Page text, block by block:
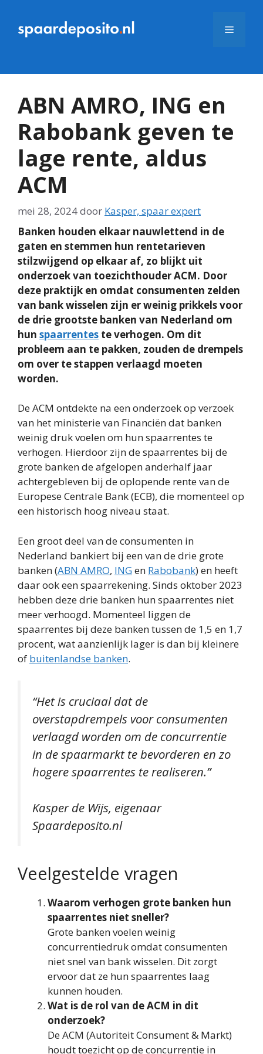
Menu
ABN AMRO, ING en
Rabobank geven te
lage rente, aldus
ACM
mei 28, 2024door Kasper, spaar expert
Banken houden elkaar nauwlettend in de
gaten en stemmen hun rentetarieven
stilzwijgend op elkaar af, zo blijkt uit
onderzoek van toezichthouder ACM. Door
deze praktijk en omdat consumenten zelden
van bank wisselen zijn er weinig prikkels voor
de drie grootste banken van Nederland om
hun spaarrentes te verhogen. Om dit
probleem aan te pakken, zouden de drempels
om over te stappen verlaagd moeten
worden.
De ACM ontdekte na een onderzoek op verzoek
van het ministerie van Financiën dat banken
weinig druk voelen om hun spaarrentes te
verhogen. Hierdoor zijn de spaarrentes bij de
grote banken de afgelopen anderhalf jaar
achtergebleven bij de oplopende rente van de
Europese Centrale Bank (ECB), die momenteel op
een historisch hoog niveau staat.
Een groot deel van de consumenten in
Nederland bankiert bij een van de drie grote
banken (ABN AMRO, INGen Rabobank) en heeft
daar ook een spaarrekening. Sinds oktober 2023
hebben deze drie banken hun spaarrentes niet
meer verhoogd. Momenteel liggen de
spaarrentes bij deze banken tussen de 1,5 en 1,7
procent, wat aanzienlijk lager is dan bij kleinere
of buitenlandse banken.
“Het is cruciaal dat de
overstapdrempels voor consumenten
verlaagd worden om de concurrentie
in de spaarmarkt te bevorderen en zo
hogere spaarrentes te realiseren.”
Kasper de Wijs, eigenaar
Spaardeposito.nl
Veelgestelde vragen
Waarom verhogen grote banken hun
spaarrentes niet sneller?
Grote banken voelen weinig
concurrentiedruk omdat consumenten
niet snel van bank wisselen. Dit zorgt
ervoor dat ze hun spaarrentes laag
kunnen houden.
Wat is de rol van de ACM in dit
onderzoek?
De ACM (Autoriteit Consument & Markt)
houdt toezicht op de concurrentie in